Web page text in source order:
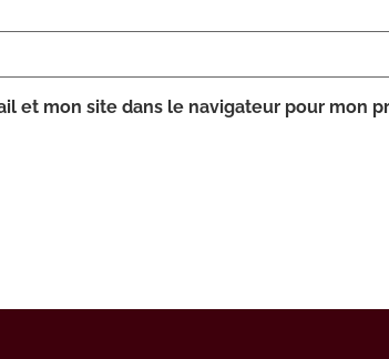
et mon site dans le navigateur pour mon